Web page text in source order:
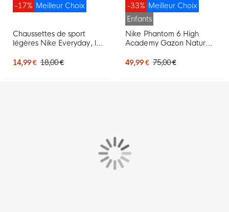
Meilleur Choix
-17%
Chaussettes de sport
légères Nike Everyday, lot
14,99 € 18,00 €
Meilleur Choix
-33%
Enfants
Nike Phantom 6 High
Academy Gazon Naturel
Foot (MG) Enfants Bleu
49,99 € 75,00 €